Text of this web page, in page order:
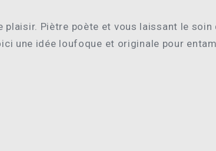
Piètre poète et vous laissant le
une idée loufoque et originale pour